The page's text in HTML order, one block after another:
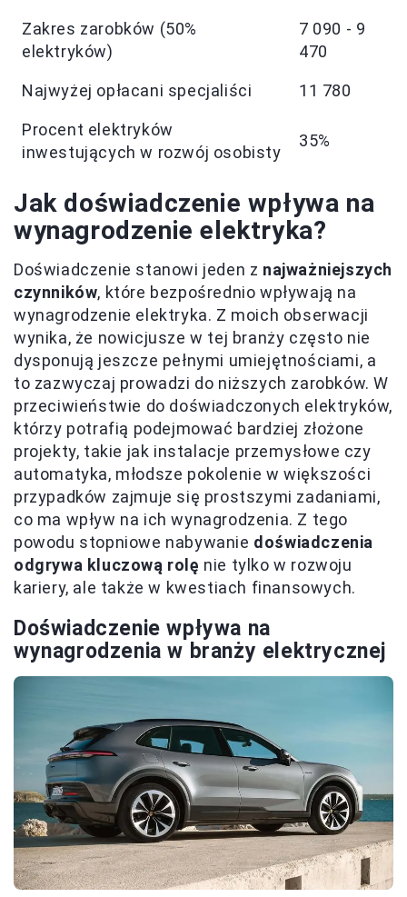
Zakres zarobków (50%
elektryków)
7 090 - 9
470
Najwyżej opłacani specjaliści 11 780
Procent elektryków
inwestujących w rozwój osobisty
35%
Jak doświadczenie wpływa na
wynagrodzenie elektryka?
Doświadczenie stanowi jeden z najważniejszych
czynników, które bezpośrednio wpływają na
wynagrodzenie elektryka. Z moich obserwacji
wynika, że nowicjusze w tej branży często nie
dysponują jeszcze pełnymi umiejętnościami, a
to zazwyczaj prowadzi do niższych zarobków. W
przeciwieństwie do doświadczonych elektryków,
którzy potrafią podejmować bardziej złożone
projekty, takie jak instalacje przemysłowe czy
automatyka, młodsze pokolenie w większości
przypadków zajmuje się prostszymi zadaniami,
co ma wpływ na ich wynagrodzenia. Z tego
powodu stopniowe nabywanie doświadczenia
odgrywa kluczową rolę nie tylko w rozwoju
kariery, ale także w kwestiach finansowych.
Doświadczenie wpływa na
wynagrodzenia w branży elektrycznej